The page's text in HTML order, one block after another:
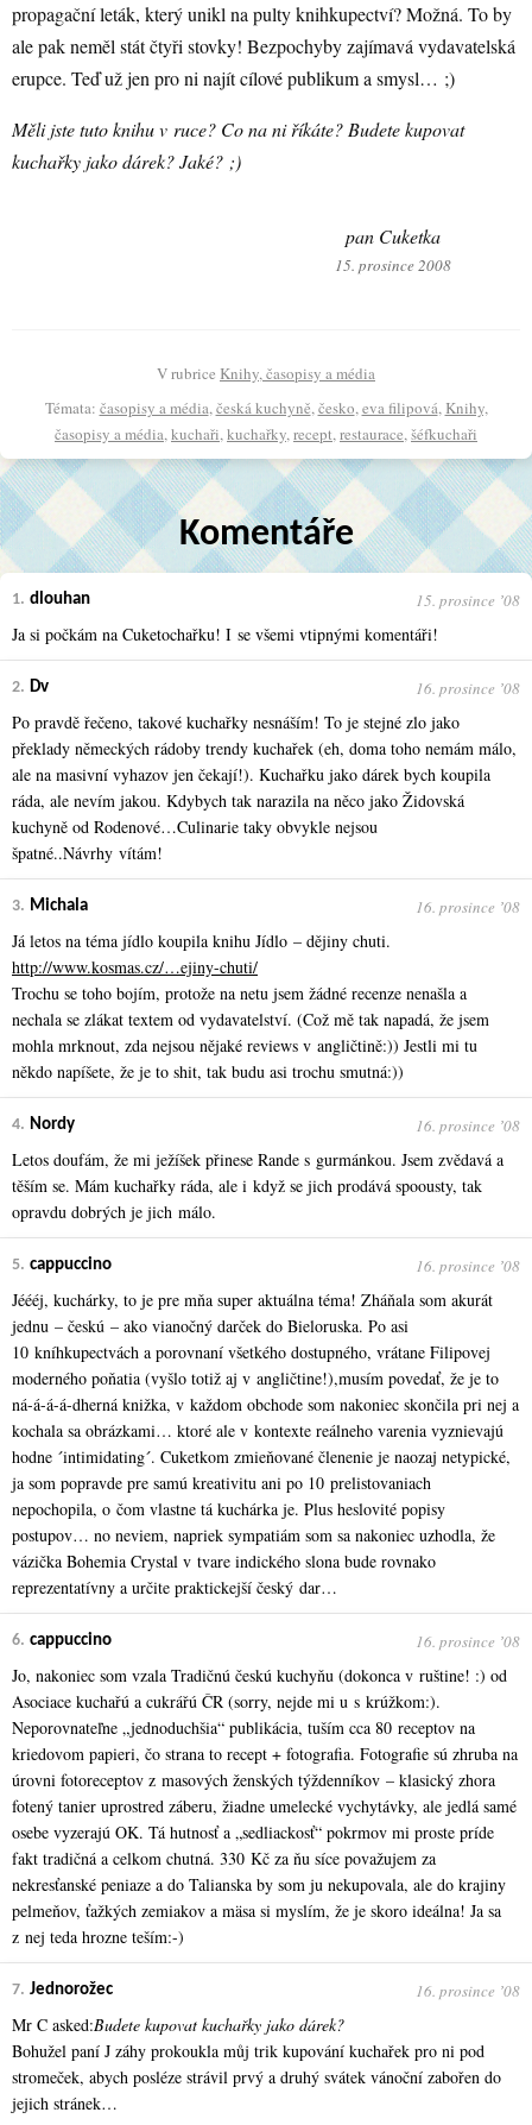
propagační leták, který unikl na pulty knihkupectví? Možná. To by
ale pak neměl stát čtyři stovky! Bezpochyby zajímavá vydavatelská
erupce. Teď už jen pro ni najít cílové publikum a smysl… ;)
Měli jste tuto knihu v ruce? Co na ni říkáte? Budete kupovat
kuchařky jako dárek? Jaké? ;)
pan Cuketka
15. prosince 2008
V rubrice Knihy, časopisy a média
Témata: časopisy a média, česká kuchyně, česko, eva filipová, Knihy,
časopisy a média, kuchaři, kuchařky, recept, restaurace, šéfkuchaři
Komentáře
1. dlouhan 15. prosince ʼ08
Ja si počkám na Cuketochařku! I se všemi vtipnými komentáři!
2. Dv 16. prosince ʼ08
Po pravdě řečeno, takové kuchařky nesnáším! To je stejné zlo jako
překlady německých rádoby trendy kuchařek (eh, doma toho nemám málo,
ale na masivní vyhazov jen čekají!). Kuchařku jako dárek bych koupila
ráda, ale nevím jakou. Kdybych tak narazila na něco jako Židovská
kuchyně od Rodenové…Culinarie taky obvykle nejsou
špatné..Návrhy vítám!
3. Michala 16. prosince ʼ08
Já letos na téma jídlo koupila knihu Jídlo – dějiny chuti.
http://www.kosmas.cz/…ejiny-chuti/
Trochu se toho bojím, protože na netu jsem žádné recenze nenašla a
nechala se zlákat textem od vydavatelství. (Což mě tak napadá, že jsem
mohla mrknout, zda nejsou nějaké reviews v angličtině:)) Jestli mi tu
někdo napíšete, že je to shit, tak budu asi trochu smutná:))
4. Nordy 16. prosince ʼ08
Letos doufám, že mi ježíšek přinese Rande s gurmánkou. Jsem zvědavá a
těším se. Mám kuchařky ráda, ale i když se jich prodává spoousty, tak
opravdu dobrých je jich málo.
5. cappuccino 16. prosince ʼ08
Jéééj, kuchárky, to je pre mňa super aktuálna téma! Zháňala som akurát
jednu – českú – ako vianočný darček do Bieloruska. Po asi
10 kníhkupectvách a porovnaní všetkého dostupného, vrátane Filipovej
moderného poňatia (vyšlo totiž aj v angličtine!),musím povedať, že je to
ná-á-á-á-dherná knižka, v každom obchode som nakoniec skončila pri nej a
kochala sa obrázkami… ktoré ale v kontexte reálneho varenia vyznievajú
hodne ´intimidating´. Cuketkom zmieňované členenie je naozaj netypické,
ja som popravde pre samú kreativitu ani po 10 prelistovaniach
nepochopila, o čom vlastne tá kuchárka je. Plus heslovité popisy
postupov… no neviem, napriek sympatiám som sa nakoniec uzhodla, že
vázička Bohemia Crystal v tvare indického slona bude rovnako
reprezentatívny a určite praktickejší český dar…
6. cappuccino 16. prosince ʼ08
Jo, nakoniec som vzala Tradičnú českú kuchyňu (dokonca v ruštine! :) od
Asociace kuchařú a cukrářú ČR (sorry, nejde mi u s krúžkom:).
Neporovnateľne „jednoduchšia“ publikácia, tuším cca 80 receptov na
kriedovom papieri, čo strana to recept + fotografia. Fotografie sú zhruba na
úrovni fotoreceptov z masových ženských týždenníkov – klasický zhora
fotený tanier uprostred záberu, žiadne umelecké vychytávky, ale jedlá samé
osebe vyzerajú OK. Tá hutnosť a „sedliackosť“ pokrmov mi proste príde
fakt tradičná a celkom chutná. 330 Kč za ňu síce považujem za
nekresťanské peniaze a do Talianska by som ju nekupovala, ale do krajiny
pelmeňov, ťažkých zemiakov a mäsa si myslím, že je skoro ideálna! Ja sa
z nej teda hrozne teším:-)
7. Jednorožec 16. prosince ʼ08
Mr C asked:Budete kupovat kuchařky jako dárek?
Bohužel paní J záhy prokoukla můj trik kupování kuchařek pro ni pod
stromeček, abych posléze strávil prvý a druhý svátek vánoční zabořen do
jejich stránek…